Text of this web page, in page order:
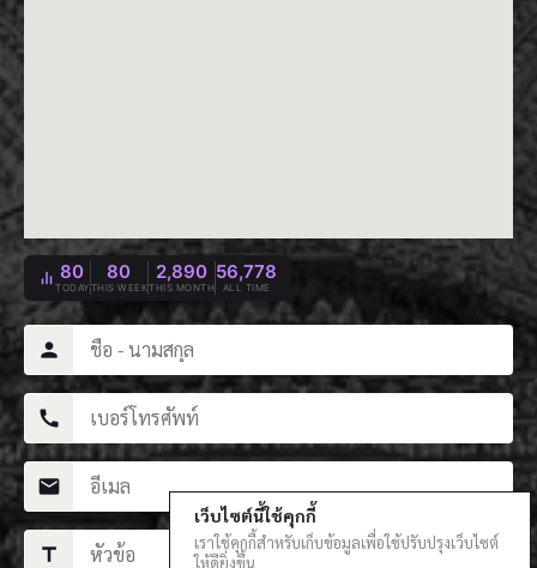
80
TODAY
80
THIS WEEK
2,890
THIS MONTH
56,778
ALL TIME
person
call
mail
title
เว็บไซต์นี้ใช้คุกกี้
เราใช้คุกกี้สำหรับเก็บข้อมูลเพื่อใช้ปรับปรุงเว็บไซต์
ให้ดียิ่งขึ้น